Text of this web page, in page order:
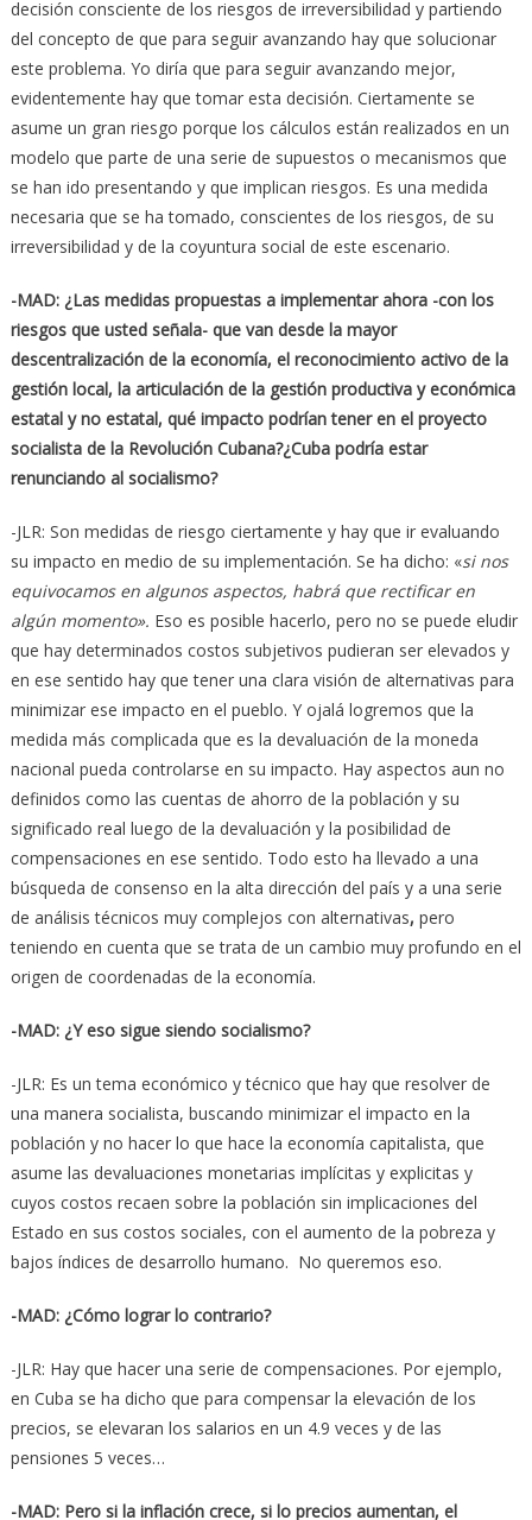
decisión consciente de los riesgos de irreversibilidad y partiendo
del concepto de que para seguir avanzando hay que solucionar
este problema. Yo diría que para seguir avanzando mejor,
evidentemente hay que tomar esta decisión. Ciertamente se
asume un gran riesgo porque los cálculos están realizados en un
modelo que parte de una serie de supuestos o mecanismos que
se han ido presentando y que implican riesgos. Es una medida
necesaria que se ha tomado, conscientes de los riesgos, de su
irreversibilidad y de la coyuntura social de este escenario.
-MAD: ¿Las medidas propuestas a implementar ahora -con los
riesgos que usted señala- que van desde la mayor
descentralización de la economía, el reconocimiento activo de la
gestión local, la articulación de la gestión productiva y económica
estatal y no estatal, qué impacto podrían tener en el proyecto
socialista de la Revolución Cubana?¿Cuba podría estar
renunciando al socialismo?
-JLR: Son medidas de riesgo ciertamente y hay que ir evaluando
su impacto en medio de su implementación. Se ha dicho: «si nos
equivocamos en algunos aspectos, habrá que rectificar en
algún momento». Eso es posible hacerlo, pero no se puede eludir
que hay determinados costos subjetivos pudieran ser elevados y
en ese sentido hay que tener una clara visión de alternativas para
minimizar ese impacto en el pueblo. Y ojalá logremos que la
medida más complicada que es la devaluación de la moneda
nacional pueda controlarse en su impacto. Hay aspectos aun no
definidos como las cuentas de ahorro de la población y su
significado real luego de la devaluación y la posibilidad de
compensaciones en ese sentido. Todo esto ha llevado a una
búsqueda de consenso en la alta dirección del país y a una serie
de análisis técnicos muy complejos con alternativas, pero
teniendo en cuenta que se trata de un cambio muy profundo en el
origen de coordenadas de la economía.
-MAD: ¿Y eso sigue siendo socialismo?
-JLR: Es un tema económico y técnico que hay que resolver de
una manera socialista, buscando minimizar el impacto en la
población y no hacer lo que hace la economía capitalista, que
asume las devaluaciones monetarias implícitas y explicitas y
cuyos costos recaen sobre la población sin implicaciones del
Estado en sus costos sociales, con el aumento de la pobreza y
bajos índices de desarrollo humano. No queremos eso.
-MAD: ¿Cómo lograr lo contrario?
-JLR: Hay que hacer una serie de compensaciones. Por ejemplo,
en Cuba se ha dicho que para compensar la elevación de los
precios, se elevaran los salarios en un 4.9 veces y de las
pensiones 5 veces…
-MAD: Pero si la inflación crece, si lo precios aumentan, el